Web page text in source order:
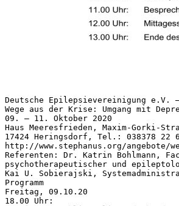
Deutsche Epilepsievereinigung
Wege aus der Krise: Umgang mit
09. – 11. Oktober 2020
Haus Meeresfrieden, Maxim-Gorki-
17424 Heringsdorf, Tel.: 038378 22
http://www.stephanus.org/angebote/
Referenten: Dr. Katrin Bohlmann,
psychotherapeutischer und
Kai U. Sobierajski,
Programm
Freitag, 09.10.20
18.00 Uhr: